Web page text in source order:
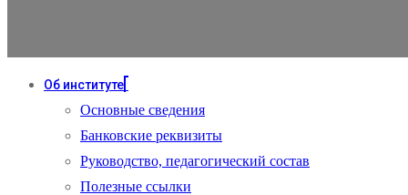
Об институте
Основные сведения
Банковские реквизиты
Руководство, педагогический состав
Полезные ссылки